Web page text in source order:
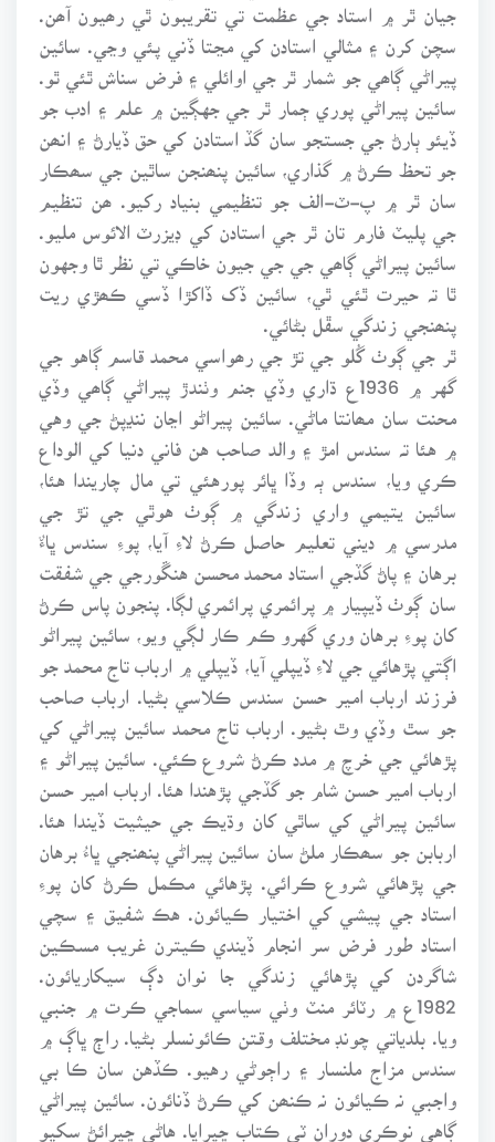
جيان ٿر ۾ استاد جي عظمت تي تقريبون ٿي رھيون آھن.
سچن کرن ۽ مثالي استادن کي مڃتا ڏني پئي وڃي. سائين
پيراڻي ڳاھي جو شمار ٿر جي اوائلي ۽ فرض سناش ٿئي ٿو.
سائين پيراڻي پوري ڄمار ٿر جي جهڳين ۾ علم ۽ ادب جو
ڏيئو ٻارڻ جي جستجو سان گڏ استادن کي حق ڏيارڻ ۽ انھن
جو تحظ ڪرڻ ۾ گذاري، سائين پنھنجن ساٿين جي سھڪار
سان ٿر ۾ پ-ٽ-الف جو تنظيمي بنياد رکيو. ھن تنظيم
جي پليٽ فارم تان ٿر جي استادن کي ڊيزرٽ الائوس مليو.
سائين پيراڻي ڳاھي جي جي جيون خاڪي تي نظر ٿا وجهون
ٿا تہ حيرت ٿئي ٿي، سائين ڏک ڏاکڙا ڏسي ڪھڙي ريت
پنھنجي زندگي سڦل بڻائي.
ٿر جي ڳوٺ گُلو جي تڙ جي رھواسي محمد قاسم ڳاهو جي
گهر ۾ 1936ع ڌاري وڏي جنم وٺندڙ پيراڻي ڳاھي وڏي
محنت سان مھانتا ماڻي. سائين پيراڻو اڃان ننڍپڻ جي وهي
۾ هئا تہ سندس امڙ ۽ والد صاحب هن فاني دنيا کي الوداع
ڪري ويا، سندس ٻہ وڏا ڀائر پورهئي تي مال چاريندا هئا،
سائين يتيمي واري زندگي ۾ ڳوٺ هوٿي جي تڙ جي
مدرسي ۾ ديني تعليم حاصل ڪرڻ لاءِ آيا، پوءِ سندس ڀاءٌ
برهان ۽ پاڻ گڏجي استاد محمد محسن هنڱورجي جي شفقت
سان ڳوٺ ڏيپيار ۾ پرائمري پرائمري لڳا. پنجون پاس ڪرڻ
کان پوءِ برهان وري گهرو ڪم ڪار لڳي ويو، سائين پيراڻو
اڳتي پڙهائي جي لاءِ ڏيپلي آيا، ڏيپلي ۾ ارباب تاج محمد جو
فرزند ارباب امير حسن سندس ڪلاسي بڻيا. ارباب صاحب
جو سٿ وڏي وٿ بڻيو. ارباب تاج محمد سائين پيراڻي کي
پڙهائي جي خرچ ۾ مدد ڪرڻ شروع ڪئي. سائين پيراڻو ۽
ارباب امير حسن شام جو گڏجي پڙهندا هئا. ارباب امير حسن
سائين پيراڻي کي ساٿي کان وڌيڪ جي حيثيت ڏيندا هئا.
اربابن جو سھڪار ملڻ سان سائين پيراڻي پنھنجي ڀاءُ برهان
جي پڙهائي شروع ڪرائي. پڙهائي مڪمل ڪرڻ کان پوءِ
استاد جي پيشي کي اختيار ڪيائون. هڪ شفيق ۽ سچي
استاد طور فرض سر انجام ڏيندي ڪيترن غريب مسڪين
شاگردن کي پڙهائي زندگي جا نوان دڳ سيکاريائون.
1982ع ۾ رٽائر منٽ وٺي سياسي سماجي ڪرت ۾ جنبي
ويا. بلدياتي چونڊ مختلف وقتن ڪائونسلر بڻيا. راڄ ڀاڳ ۾
سندس مزاج ملنسار ۽ راڄوڻي رهيو. ڪڏهن سان ڪا بي
واجبي نہ ڪيائون نہ ڪنھن کي ڪرڻ ڏنائون. سائين پيراڻي
ڳاهي نوڪري دوران ٽي ڪتاب ڇپرايا. هاڻي ڇپرائڻ سکيو